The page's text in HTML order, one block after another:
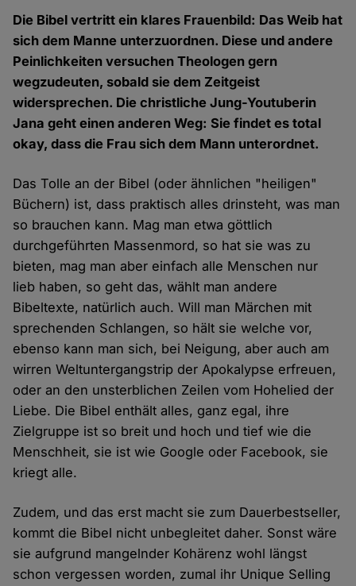
Die Bibel vertritt ein klares Frauenbild: Das Weib hat
sich dem Manne unterzuordnen. Diese und andere
Peinlichkeiten versuchen Theologen gern
wegzudeuten, sobald sie dem Zeitgeist
widersprechen. Die christliche Jung-Youtuberin
Jana geht einen anderen Weg: Sie findet es total
okay, dass die Frau sich dem Mann unterordnet.
Das Tolle an der Bibel (oder ähnlichen "heiligen"
Büchern) ist, dass praktisch alles drinsteht, was man
so brauchen kann. Mag man etwa göttlich
durchgeführten Massenmord, so hat sie was zu
bieten, mag man aber einfach alle Menschen nur
lieb haben, so geht das, wählt man andere
Bibeltexte, natürlich auch. Will man Märchen mit
sprechenden Schlangen, so hält sie welche vor,
ebenso kann man sich, bei Neigung, aber auch am
wirren Weltuntergangstrip der Apokalypse erfreuen,
oder an den unsterblichen Zeilen vom Hohelied der
Liebe. Die Bibel enthält alles, ganz egal, ihre
Zielgruppe ist so breit und hoch und tief wie die
Menschheit, sie ist wie Google oder Facebook, sie
kriegt alle.
Zudem, und das erst macht sie zum Dauerbestseller,
kommt die Bibel nicht unbegleitet daher. Sonst wäre
sie aufgrund mangelnder Kohärenz wohl längst
schon vergessen worden, zumal ihr Unique Selling